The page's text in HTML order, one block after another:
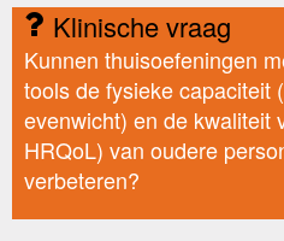
Klinische vraag
Kunnen thuisoefeningen
tools de fysieke capaciteit
evenwicht) en de kwaliteit
HRQoL) van oudere
verbeteren?